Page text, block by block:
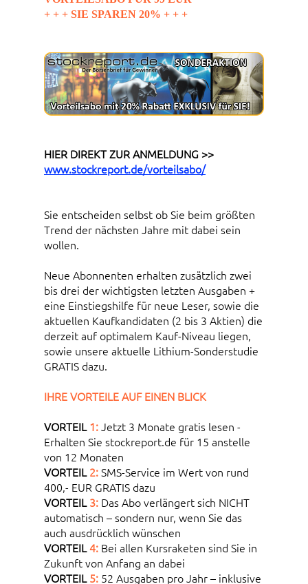
+ + + SIE SPAREN 20% + + +
HIER DIREKT ZUR ANMELDUNG >>
www.stockreport.de/vorteilsabo/
Sie entscheiden selbst ob Sie beim größten
Trend der nächsten Jahre mit dabei sein
wollen.
Neue Abonnenten erhalten zusätzlich zwei
bis drei der wichtigsten letzten Ausgaben +
eine Einstiegshilfe für neue Leser, sowie die
aktuellen Kaufkandidaten (2 bis 3 Aktien) die
derzeit auf optimalem Kauf-Niveau liegen,
sowie unsere aktuelle Lithium-Sonderstudie
GRATIS dazu.
IHRE VORTEILE AUF EINEN BLICK
VORTEIL1:Jetzt 3 Monate gratis lesen -
Erhalten Sie stockreport.de für 15 anstelle
von 12 Monaten
VORTEIL2:SMS-Service im Wert von rund
400,- EUR GRATIS dazu
VORTEIL3: Das Abo verlängert sich NICHT
automatisch – sondern nur, wenn Sie das
auch ausdrücklich wünschen
VORTEIL4: Bei allen Kursraketen sind Sie in
Zukunft von Anfang an dabei
VORTEIL5: 52 Ausgaben pro Jahr – inklusive